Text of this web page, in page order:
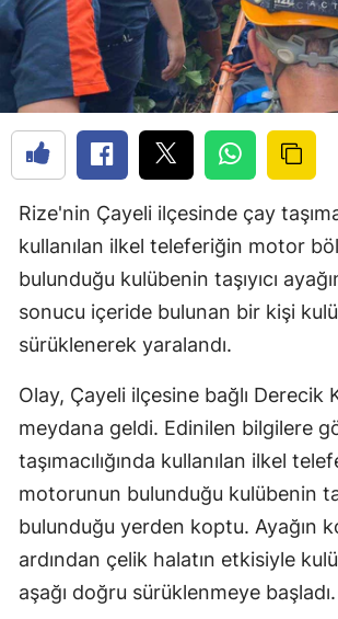
Rize'nin Çayeli ilçesinde çay
kullanılan ilkel teleferiğin motor
bulunduğu kulübenin taşıyıcı
sonucu içeride bulunan bir kişi
sürüklenerek yaralandı.
Olay, Çayeli ilçesine bağlı Derecik
meydana geldi. Edinilen bilgilere
taşımacılığında kullanılan ilkel
motorunun bulunduğu kulübenin
bulunduğu yerden koptu. Ayağın
ardından çelik halatın etkisiyle
aşağı doğru sürüklenmeye başladı.